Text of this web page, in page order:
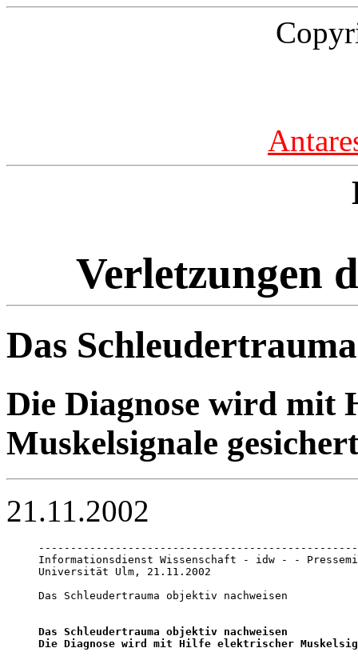
Verletzungen
Das
Die Diagnose wird mit
Muskelsignale gesichert
21.11.2002
Informationsdienst Wissenschaft - idw - -
Universität Ulm, 21.11.2002
Das Schleudertrauma objektiv nachweisen
Das Schleudertrauma objektiv nachweisen
Die Diagnose wird mit Hilfe elektrischer